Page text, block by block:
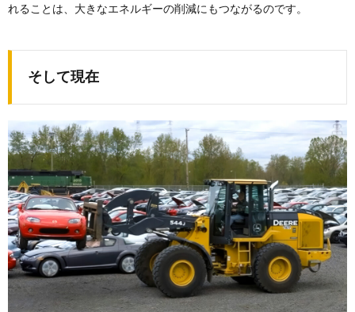
れることは、大きなエネルギーの削減にもつながるのです。
そして現在